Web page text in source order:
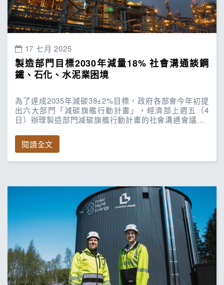
17 七月 2025
製造部門目標2030年減量18% 社會溝通談鋼
鐵、石化、水泥業困境
為了達成2035年減碳38±2%目標，政府各部會今年初提
出六大部門「減碳旗艦行動計畫」，經濟部上週五（4
日）辦理製造部門減碳旗艦行動計畫的社會溝通會議…
閱讀全文